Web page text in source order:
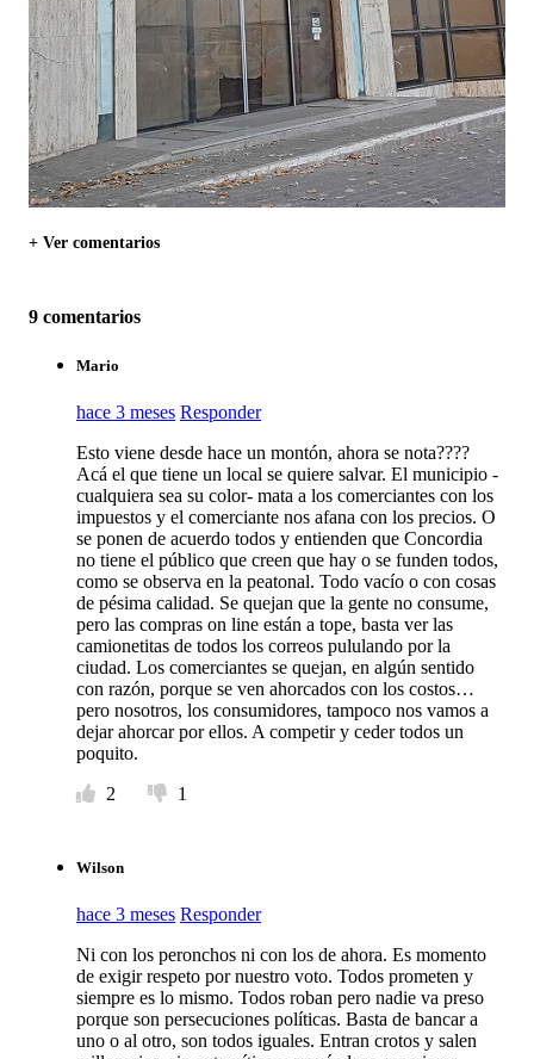
+ Ver comentarios
9 comentarios
Mario
hace 3 meses Responder
Esto viene desde hace un montón, ahora se nota????
Acá el que tiene un local se quiere salvar. El municipio -
cualquiera sea su color- mata a los comerciantes con los
impuestos y el comerciante nos afana con los precios. O
se ponen de acuerdo todos y entienden que Concordia
no tiene el público que creen que hay o se funden todos,
como se observa en la peatonal. Todo vacío o con cosas
de pésima calidad. Se quejan que la gente no consume,
pero las compras on line están a tope, basta ver las
camionetitas de todos los correos pululando por la
ciudad. Los comerciantes se quejan, en algún sentido
con razón, porque se ven ahorcados con los costos…
pero nosotros, los consumidores, tampoco nos vamos a
dejar ahorcar por ellos. A competir y ceder todos un
poquito.
2
1
Wilson
hace 3 meses Responder
Ni con los peronchos ni con los de ahora. Es momento
de exigir respeto por nuestro voto. Todos prometen y
siempre es lo mismo. Todos roban pero nadie va preso
porque son persecuciones políticas. Basta de bancar a
uno o al otro, son todos iguales. Entran crotos y salen